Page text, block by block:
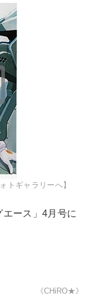
トギャラリーへ】
ース」4月号に
《CHiRO★》